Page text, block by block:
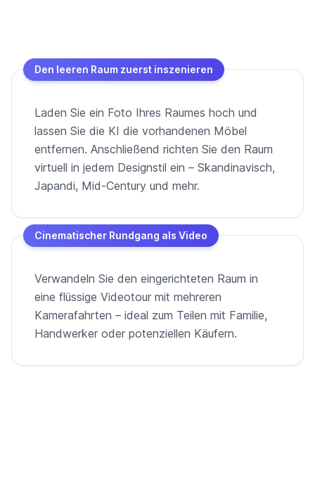
Den leeren Raum zuerst inszenieren
Laden Sie ein Foto Ihres Raumes hoch und
lassen Sie die KI die vorhandenen Möbel
entfernen. Anschließend richten Sie den Raum
virtuell in jedem Designstil ein – Skandinavisch,
Japandi, Mid-Century und mehr.
Cinematischer Rundgang als Video
Verwandeln Sie den eingerichteten Raum in
eine flüssige Videotour mit mehreren
Kamerafahrten – ideal zum Teilen mit Familie,
Handwerker oder potenziellen Käufern.